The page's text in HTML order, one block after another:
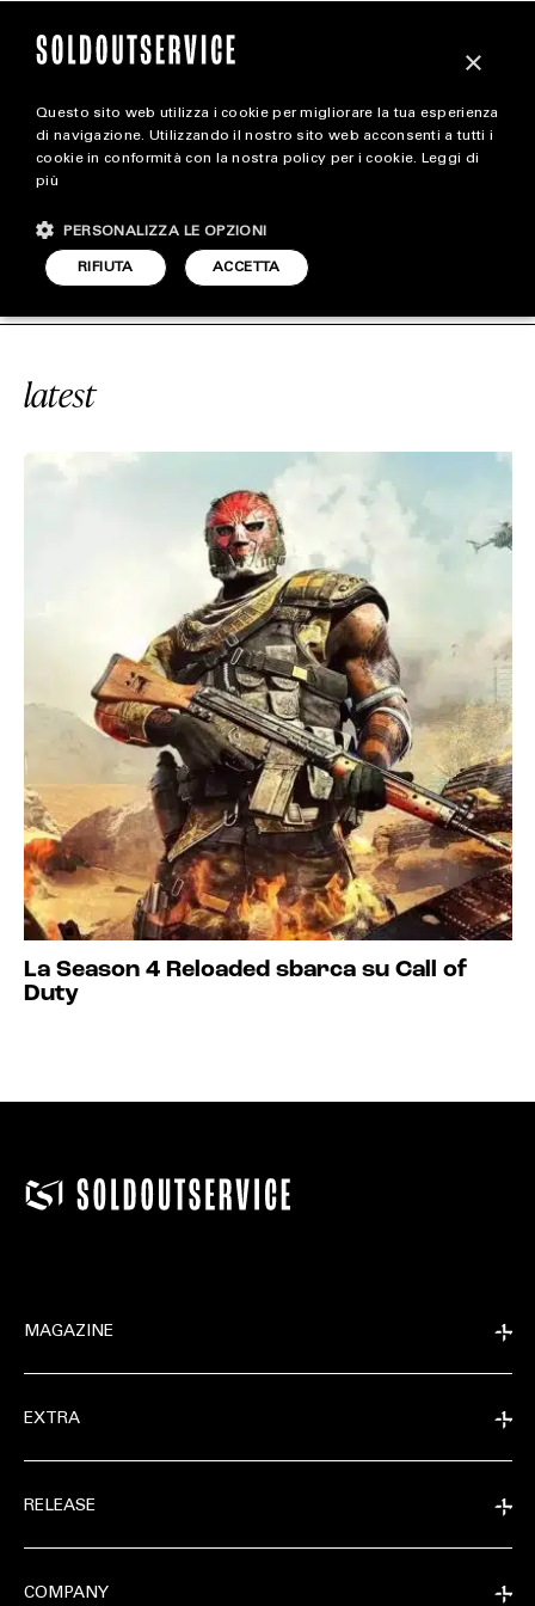
magazine
STYLE
FOOTWEAR
OPS COLD WAR
latest
La Season 4 Reloaded sbarca su Call of
Duty
MAGAZINE
EXTRA
RELEASE
COMPANY
×
Questo sito web utilizza i cookie per migliorare la tua esperienza
di navigazione. Utilizzando il nostro sito web acconsenti a tutti i
cookie in conformità con la nostra policy per i cookie. Leggi di
più
ACCETTA
RIFIUTA
PERSONALIZZA LE OPZIONI